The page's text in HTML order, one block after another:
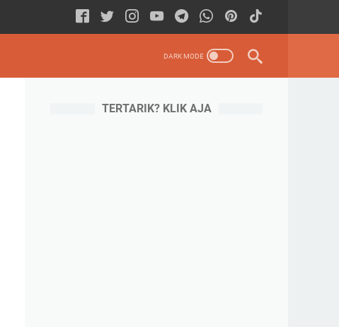
TERTARIK? KLIK AJA